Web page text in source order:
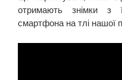
отримають знімки з
смартфона на тлі нашої